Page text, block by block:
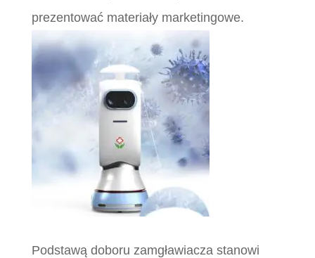
prezentować materiały marketingowe.
Podstawą doboru zamgławiacza stanowi